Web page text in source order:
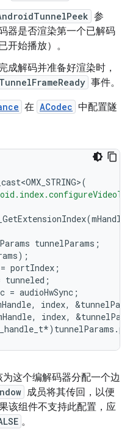
参
器是否渲染第一个已解码
开始播放）。
成解码并准备好渲染时，
事件。
在 ACodec 中配置隧
(
(mHandle
tunnelParams ;
);
= portIndex ;
tunneled ;
= audioHwSync ;
, index, &
, index, &
*) tunnelParams .
这个编解码器分配一个边
成员将其传回，以便
该组件不支持此配置，应
。